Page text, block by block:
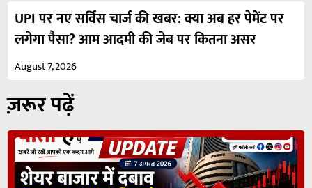
UPI पर नए सर्विस चार्ज की खबर: क्या अब हर पेमेंट पर
लगेगा पैसा? आम आदमी की जेब पर कितना असर
August 7, 2026
ज़रूर पढ़ें